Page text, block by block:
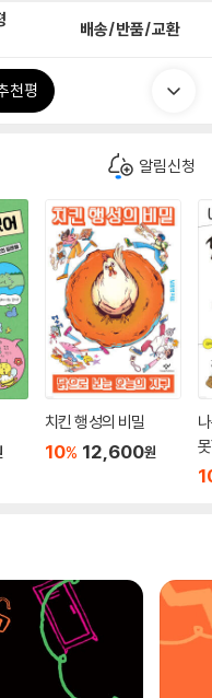
배송/반품/교환
천평
알림신청
치킨 행성의 비밀
10% 12,600원